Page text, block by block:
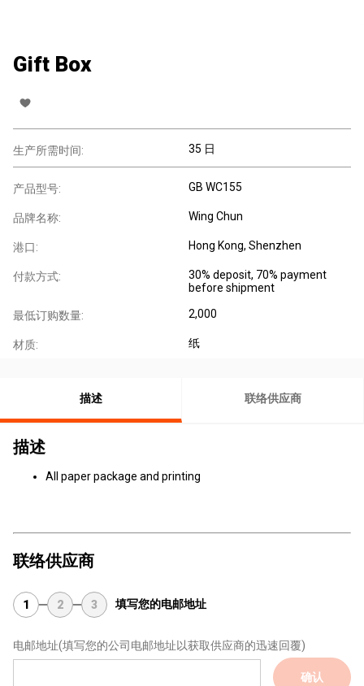
Gift Box
生产所需时间: 35 日
产品型号: GB WC155
品牌名称: Wing Chun
港口: Hong Kong, Shenzhen
付款方式:
30% deposit, 70% payment
before shipment
最低订购数量: 2,000
材质: 纸
描述 联络供应商
描述
All paper package and printing
联络供应商
1 2 3 填写您的电邮地址
电邮地址(填写您的公司电邮地址以获取供应商的迅速回覆)
确认